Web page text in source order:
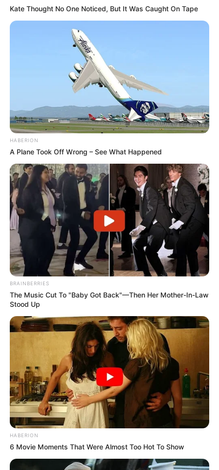
Kate Thought No One Noticed, But It Was Caught On Tape
HABERION
A Plane Took Off Wrong – See What Happened
BRAINBERRIES
The Music Cut To "Baby Got Back"—Then Her Mother-In-Law
Stood Up
HABERION
6 Movie Moments That Were Almost Too Hot To Show